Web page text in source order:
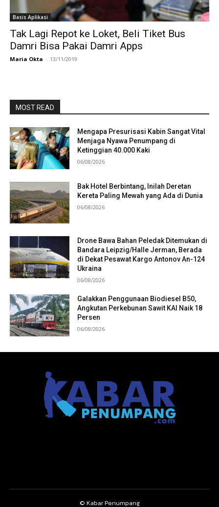
Basis Aplikasi
Tak Lagi Repot ke Loket, Beli Tiket Bus
Damri Bisa Pakai Damri Apps
Maria Okta - 13/11/2019
MOST READ
Mengapa Presurisasi Kabin Sangat Vital
Menjaga Nyawa Penumpang di
Ketinggian 40.000 Kaki
06/08/2026
Bak Hotel Berbintang, Inilah Deretan
Kereta Paling Mewah yang Ada di Dunia
06/08/2026
Drone Bawa Bahan Peledak Ditemukan di
Bandara Leipzig/Halle Jerman, Berada
di Dekat Pesawat Kargo Antonov An-124
Ukraina
06/08/2026
Galakkan Penggunaan Biodiesel B50,
Angkutan Perkebunan Sawit KAI Naik 18
Persen
06/08/2026
© Kabar Penumpang